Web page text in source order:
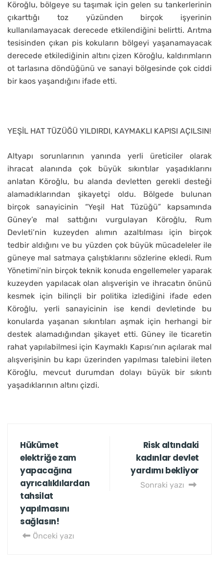
Köroğlu, bölgeye su taşımak için gelen su tankerlerinin
çıkarttığı toz yüzünden birçok işyerinin
kullanılamayacak derecede etkilendiğini belirtti. Arıtma
tesisinden çıkan pis kokuların bölgeyi yaşanamayacak
derecede etkilediğinin altını çizen Köroğlu, kaldırımların
ot tarlasına döndüğünü ve sanayi bölgesinde çok ciddi
bir kaos yaşandığını ifade etti.
YEŞİL HAT TÜZÜĞÜ YILDIRDI, KAYMAKLI KAPISI AÇILSIN!
Altyapı sorunlarının yanında yerli üreticiler olarak
ihracat alanında çok büyük sıkıntılar yaşadıklarını
anlatan Köroğlu, bu alanda devletten gerekli desteği
alamadıklarından şikayetçi oldu. Bölgede bulunan
birçok sanayicinin “Yeşil Hat Tüzüğü” kapsamında
Güney’e mal sattığını vurgulayan Köroğlu, Rum
Devleti’nin kuzeyden alımın azaltılması için birçok
tedbir aldığını ve bu yüzden çok büyük mücadeleler ile
güneye mal satmaya çalıştıklarını sözlerine ekledi. Rum
Yönetimi’nin birçok teknik konuda engellemeler yaparak
kuzeyden yapılacak olan alışverişin ve ihracatın önünü
kesmek için bilinçli bir politika izlediğini ifade eden
Köroğlu, yerli sanayicinin ise kendi devletinde bu
konularda yaşanan sıkıntıları aşmak için herhangi bir
destek alamadığından şikayet etti. Güney ile ticaretin
rahat yapılabilmesi için Kaymaklı Kapısı’nın açılarak mal
alışverişinin bu kapı üzerinden yapılması talebini ileten
Köroğlu, mevcut durumdan dolayı büyük bir sıkıntı
yaşadıklarının altını çizdi.
Hükümet
elektriğe zam
yapacağına
ayrıcalıklılardan
tahsilat
yapılmasını
sağlasın!
Önceki yazı
Risk altındaki
kadınlar devlet
yardımı bekliyor
Sonraki yazı